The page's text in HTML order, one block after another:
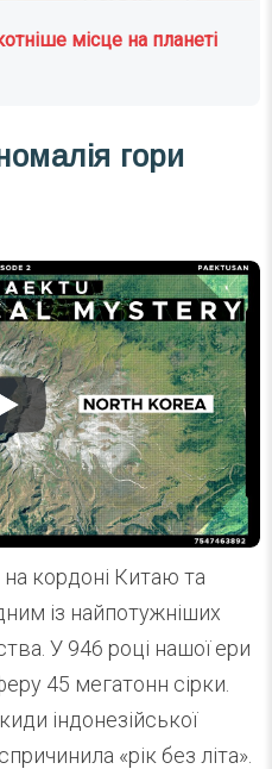
місце на планеті
гори
кордоні Китаю та
із найпотужніших
У 946 році нашої ери
45 мегатонн сірки.
індонезійської
«рік без літа».